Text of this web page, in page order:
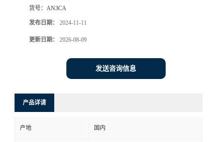
货号： AN3CA
发布日期： 2024-11-11
更新日期： 2026-08-09
发送咨询信息
产品详请
产地 国内